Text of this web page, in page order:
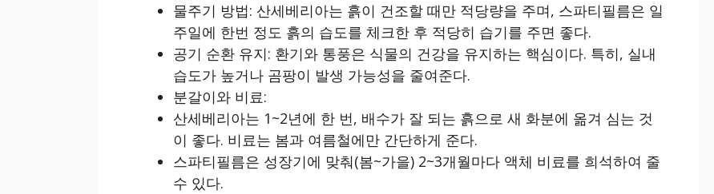
물주기 방법: 산세베리아는 흙이 건조할 때만 적당량을 주며, 스파티필름은 일
주일에 한번 정도 흙의 습도를 체크한 후 적당히 습기를 주면 좋다.
공기 순환 유지: 환기와 통풍은 식물의 건강을 유지하는 핵심이다. 특히, 실내
습도가 높거나 곰팡이 발생 가능성을 줄여준다.
분갈이와 비료:
산세베리아는 1~2년에 한 번, 배수가 잘 되는 흙으로 새 화분에 옮겨 심는 것
이 좋다. 비료는 봄과 여름철에만 간단하게 준다.
스파티필름은 성장기에 맞춰(봄~가을) 2~3개월마다 액체 비료를 희석하여 줄
수 있다.